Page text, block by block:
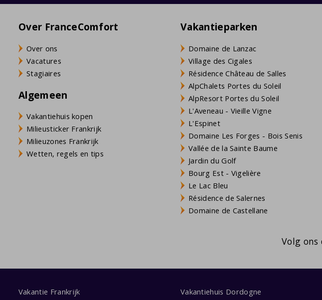
Over FranceComfort
Over ons
Vacatures
Stagiaires
Algemeen
Vakantiehuis kopen
Milieusticker Frankrijk
Milieuzones Frankrijk
Wetten, regels en tips
Vakantieparken
Domaine de Lanzac
Village des Cigales
Résidence Château de Salles
AlpChalets Portes du Soleil
AlpResort Portes du Soleil
L'Aveneau - Vieille Vigne
L'Espinet
Domaine Les Forges - Bois Senis
Vallée de la Sainte Baume
Jardin du Golf
Bourg Est - Vigelière
Le Lac Bleu
Résidence de Salernes
Domaine de Castellane
Volg ons
Vakantie Frankrijk Vakantiehuis Dordogne